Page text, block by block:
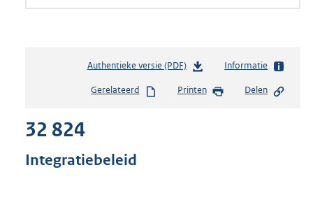
Authentieke versie (PDF)b
s
Informatie
Gerelateerd Printen Delen
32 824
Integratiebeleid